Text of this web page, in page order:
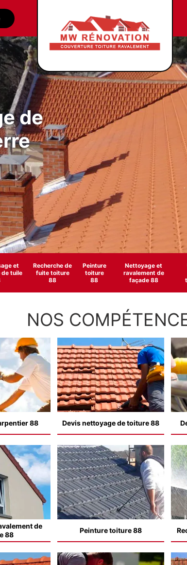
de
et
tuile
Recherche de
fuite toiture
88
Peinture
toiture
88
Nettoyage et
ravalement de
façade 88
NOS
88 Devis nettoyage de toiture 88
de
88
Peinture toiture 88